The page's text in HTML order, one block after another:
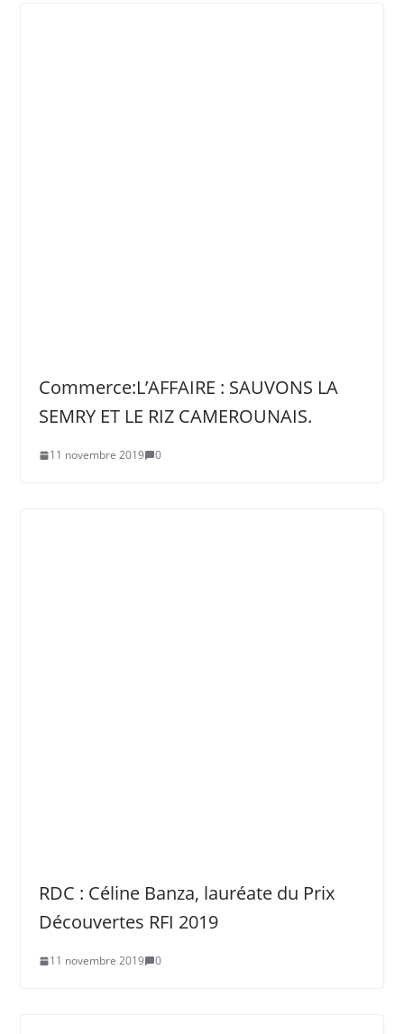
Commerce:L’AFFAIRE : SAUVONS LA
SEMRY ET LE RIZ CAMEROUNAIS.
11 novembre 2019 0
RDC : Céline Banza, lauréate du Prix
Découvertes RFI 2019
11 novembre 2019 0